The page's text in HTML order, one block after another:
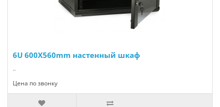
6U 600X560mm настенный шкаф
..
Цена по звонку